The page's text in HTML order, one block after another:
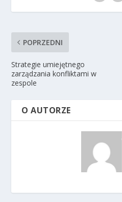
POPRZEDNI
Strategie umiejętnego
zarządzania konfliktami w
zespole
O AUTORZE